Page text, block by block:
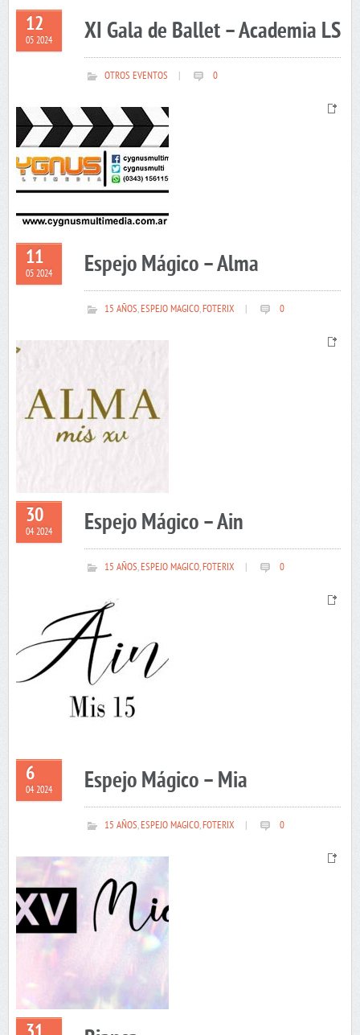
12
05 2024 XI Gala de Ballet – Academia LS
OTROS EVENTOS 0
11
05 2024 Espejo Mágico – Alma
15 AÑOS,ESPEJO MAGICO,FOTERIX 0
30
04 2024 Espejo Mágico – Ain
15 AÑOS,ESPEJO MAGICO,FOTERIX 0
6
04 2024 Espejo Mágico – Mia
15 AÑOS,ESPEJO MAGICO,FOTERIX 0